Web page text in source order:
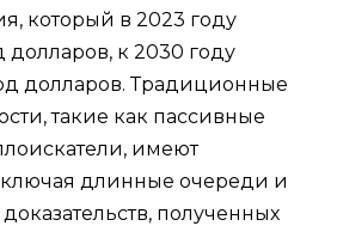
который в 2023 году
долларов, к 2030 году
долларов. Традиционные
такие как пассивные
имеют
длинные очереди и
полученных